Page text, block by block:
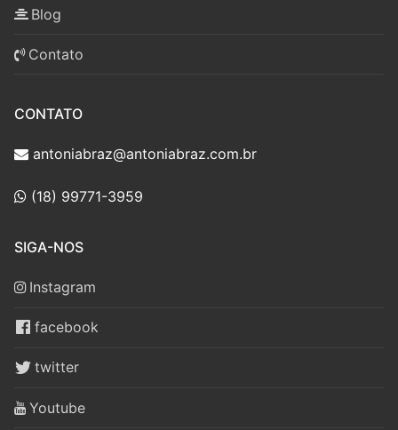
Blog
Contato
CONTATO
antoniabraz@antoniabraz.com.br
(18) 99771-3959
SIGA-NOS
Instagram
facebook
twitter
Youtube